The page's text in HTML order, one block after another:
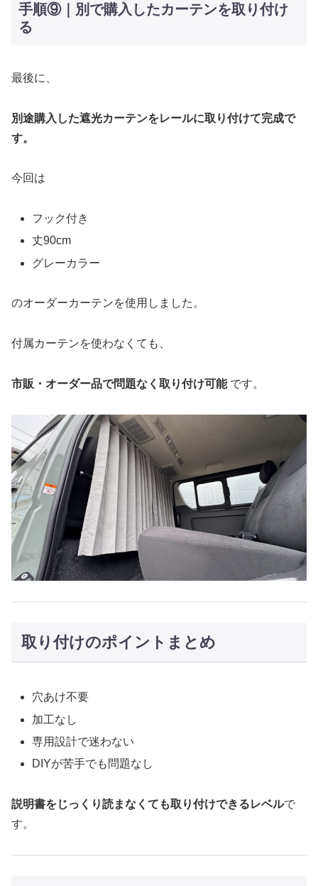
手順⑨｜別で購入したカーテンを取り付け
る
最後に、
別途購入した遮光カーテンをレールに取り付けて完成で
す。
今回は
フック付き
丈90cm
グレーカラー
のオーダーカーテンを使用しました。
付属カーテンを使わなくても、
市販・オーダー品で問題なく取り付け可能です。
取り付けのポイントまとめ
穴あけ不要
加工なし
専用設計で迷わない
DIYが苦手でも問題なし
説明書をじっくり読まなくても取り付けできるレベルで
す。